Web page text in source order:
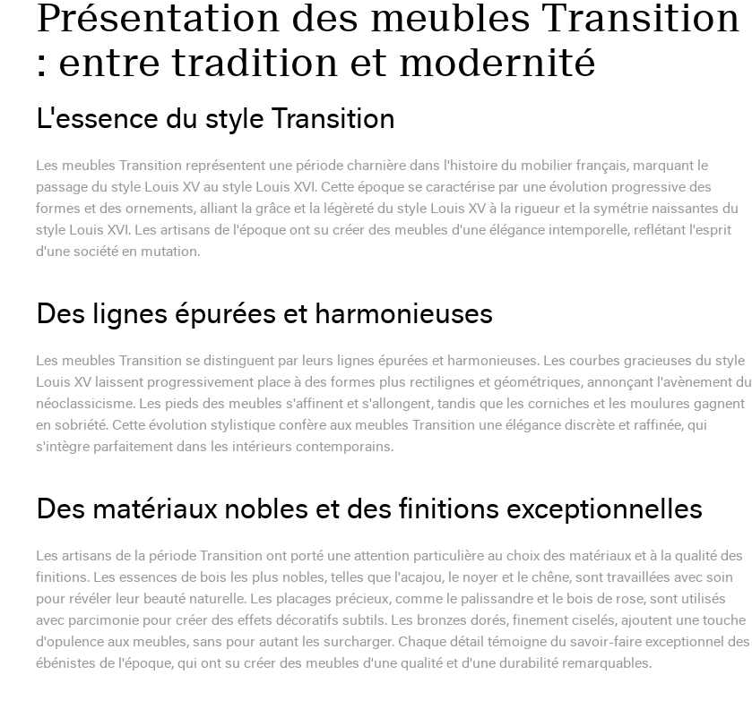
Présentation des meubles Transition
: entre tradition et modernité
L'essence du style Transition
Les meubles Transition représentent une période charnière dans l'histoire du mobilier français, marquant le
passage du style Louis XV au style Louis XVI. Cette époque se caractérise par une évolution progressive des
formes et des ornements, alliant la grâce et la légèreté du style Louis XV à la rigueur et la symétrie naissantes du
style Louis XVI. Les artisans de l'époque ont su créer des meubles d'une élégance intemporelle, reflétant l'esprit
d'une société en mutation.
Des lignes épurées et harmonieuses
Les meubles Transition se distinguent par leurs lignes épurées et harmonieuses. Les courbes gracieuses du style
Louis XV laissent progressivement place à des formes plus rectilignes et géométriques, annonçant l'avènement du
néoclassicisme. Les pieds des meubles s'affinent et s'allongent, tandis que les corniches et les moulures gagnent
en sobriété. Cette évolution stylistique confère aux meubles Transition une élégance discrète et raffinée, qui
s'intègre parfaitement dans les intérieurs contemporains.
Des matériaux nobles et des finitions exceptionnelles
Les artisans de la période Transition ont porté une attention particulière au choix des matériaux et à la qualité des
finitions. Les essences de bois les plus nobles, telles que l'acajou, le noyer et le chêne, sont travaillées avec soin
pour révéler leur beauté naturelle. Les placages précieux, comme le palissandre et le bois de rose, sont utilisés
avec parcimonie pour créer des effets décoratifs subtils. Les bronzes dorés, finement ciselés, ajoutent une touche
d'opulence aux meubles, sans pour autant les surcharger. Chaque détail témoigne du savoir-faire exceptionnel des
ébénistes de l'époque, qui ont su créer des meubles d'une qualité et d'une durabilité remarquables.